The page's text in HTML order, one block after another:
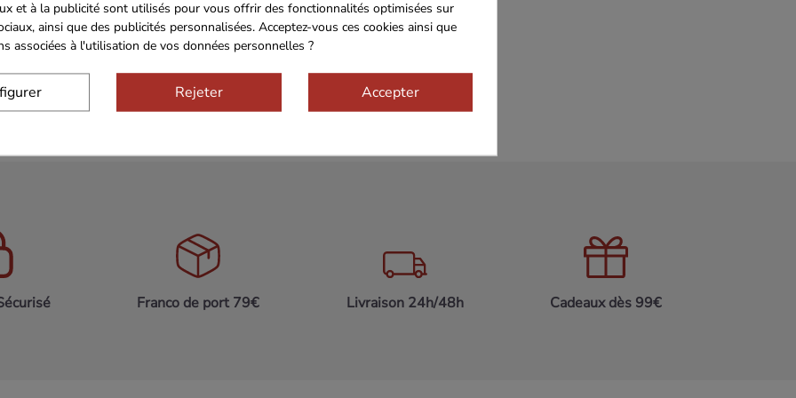
11.95€ De 35 à 99 colis 14.50€
12.75€ De 10 à 34 colis 15.30€
Franco de port 79€ Livraison 24h/48h Cadeaux dès 99€
et à la publicité sont utilisés pour vous offrir des fonctionnalités optimisées sur
ainsi que des publicités personnalisées. Acceptez-vous ces cookies ainsi que
associées à l'utilisation de vos données personnelles ?
Rejeter Accepter